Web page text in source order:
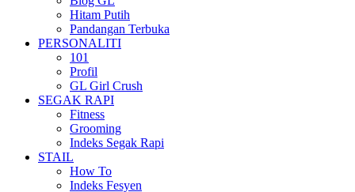
Hitam Putih
Pandangan Terbuka
PERSONALITI
101
Profil
GL Girl Crush
SEGAK RAPI
Fitness
Grooming
Indeks Segak Rapi
STAIL
How To
Indeks Fesyen